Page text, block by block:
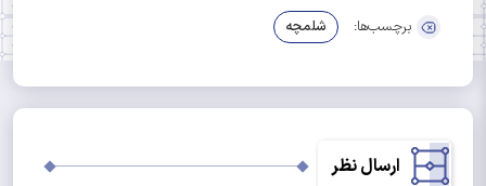
برچسب‌ها: شلمچه
ارسال نظر